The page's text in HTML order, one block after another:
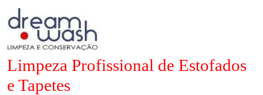
Limpeza Profissional de Estofados
e Tapetes